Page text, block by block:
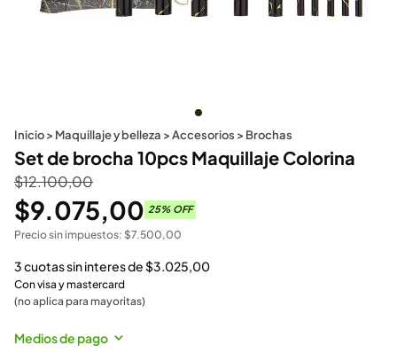
Inicio> Maquillaje y belleza >Accesorios > Brochas
Set de brocha 10pcs Maquillaje Colorina
$12.100,00
$9.075,00 25% OFF
Precio sin impuestos: $7.500,00
3 cuotas sin interes de$3.025,00
Con visa y mastercard
(no aplica para mayoritas)
Medios de pago